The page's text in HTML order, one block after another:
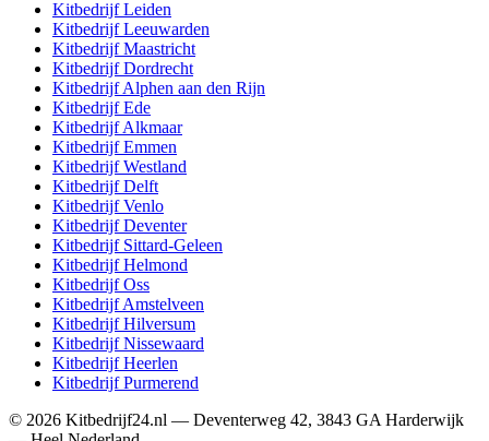
KitbedrijfLeiden
KitbedrijfLeeuwarden
KitbedrijfMaastricht
KitbedrijfDordrecht
KitbedrijfAlphen aan den Rijn
KitbedrijfEde
KitbedrijfAlkmaar
KitbedrijfEmmen
KitbedrijfWestland
KitbedrijfDelft
KitbedrijfVenlo
KitbedrijfDeventer
Kitbedrijf Sittard-Geleen
KitbedrijfHelmond
KitbedrijfOss
KitbedrijfAmstelveen
KitbedrijfHilversum
KitbedrijfNissewaard
KitbedrijfHeerlen
KitbedrijfPurmerend
© 2026 Kitbedrijf24.nl — Deventerweg 42, 3843 GA Harderwijk